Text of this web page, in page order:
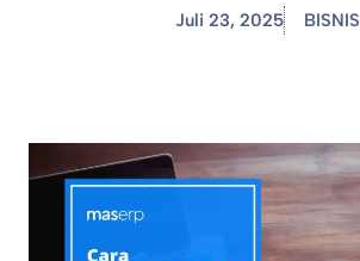
Juli 23, 2025 BISNIS